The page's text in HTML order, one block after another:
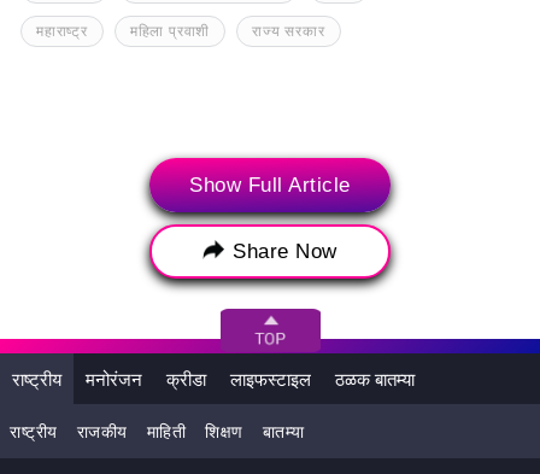
महाराष्ट्र महिला प्रवाशी राज्य सरकार
संबंधित बातम्या
Show Full Article
Share Now
राष्ट्रीय मनोरंजन क्रीडा लाइफस्टाइल ठळक बातम्या
राष्ट्रीय राजकीय माहिती शिक्षण बातम्या